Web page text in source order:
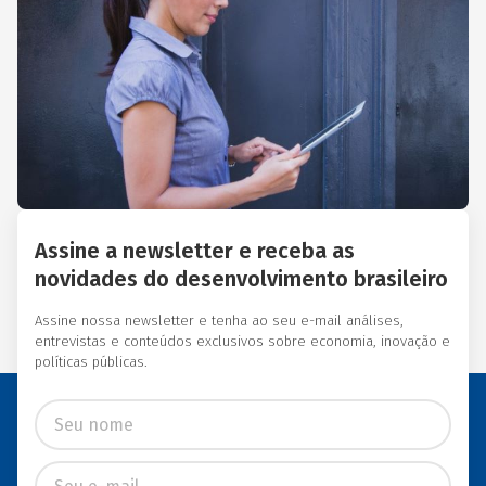
Acción Internacional, Banco
Interamericano de
Desenvolvimento (BID),
Inter-American Foundation
e Women’s World Banking.
Assine a newsletter e receba as
novidades do desenvolvimento brasileiro
Assine nossa newsletter e tenha ao seu e-mail análises,
entrevistas e conteúdos exclusivos sobre economia, inovação e
políticas públicas.